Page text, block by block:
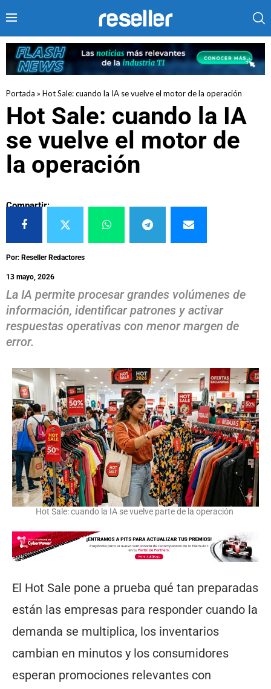
Portada » Hot Sale: cuando la IA se vuelve el motor de la operación
Hot Sale: cuando la IA
se vuelve el motor de
la operación
Compartir:
Por: Reseller Redactores
13 mayo, 2026
La IA permite procesar grandes volúmenes de
información, identificar patrones y activar
respuestas operativas con menor margen de
error.
Hot Sale: cuando la IA se vuelve parte de la operación
El Hot Sale pone a prueba qué tan preparadas
están las empresas para responder cuando la
demanda se multiplica, los inventarios
cambian en minutos y los consumidores
esperan promociones relevantes con